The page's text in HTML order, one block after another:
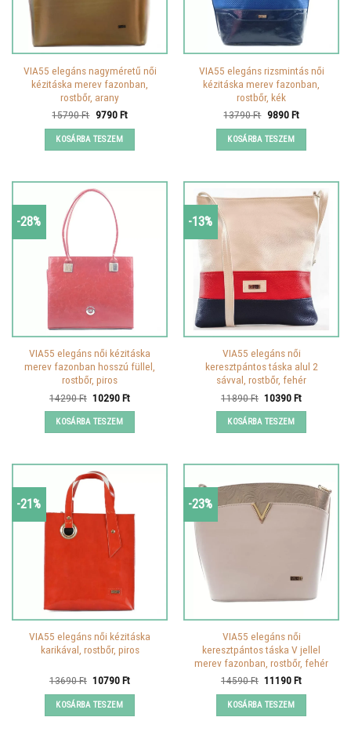
VIA55 elegáns nagyméretű női
kézitáska merev fazonban,
rostbőr, arany
15790Ft Original
was:
15790 Ft.
9790FtCurrent
KOSÁRBA TESZEM
VIA55 elegáns rizsmintás női
kézitáska merev fazonban,
rostbőr, kék
13790Ft Original
was:
13790 Ft.
9890FtCurrent
KOSÁRBA TESZEM
-28%
VIA55 elegáns női kézitáska
merev fazonban hosszú füllel,
rostbőr, piros
14290Ft Original
was:
14290 Ft.
10290FtCurrent
KOSÁRBA TESZEM
-13%
VIA55 elegáns női
keresztpántos táska alul 2
sávval, rostbőr, fehér
11890Ft Original
was:
11890 Ft.
10390FtCurrent
KOSÁRBA TESZEM
-21%
VIA55 elegáns női kézitáska
karikával, rostbőr, piros
13690Ft Original
was:
13690 Ft.
10790FtCurrent
KOSÁRBA TESZEM
-23%
VIA55 elegáns női
keresztpántos táska V jellel
merev fazonban, rostbőr, fehér
14590Ft Original
was:
14590 Ft.
11190FtCurrent
KOSÁRBA TESZEM